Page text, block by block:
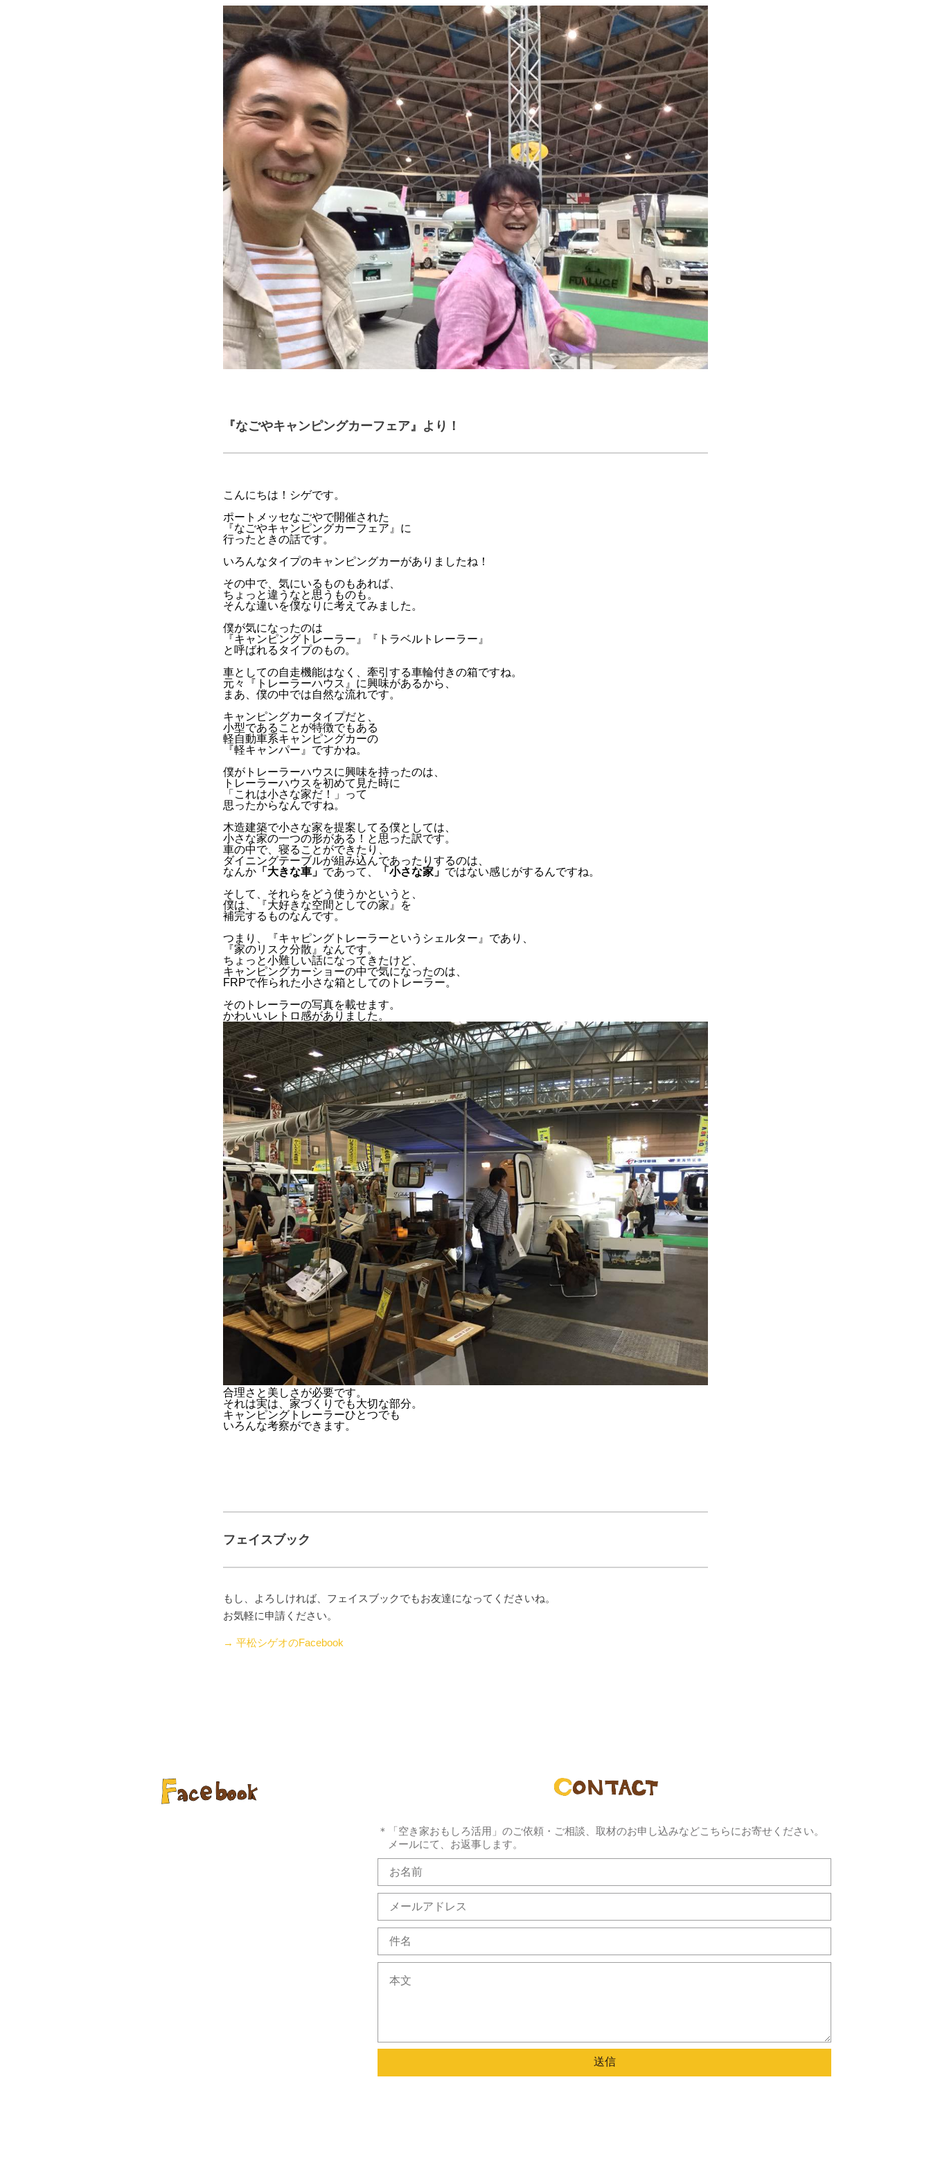
『なごやキャンピングカーフェア』より！
こんにちは！シゲです。
ポートメッセなごやで開催された
『なごやキャンピングカーフェア』に
行ったときの話です。
いろんなタイプのキャンピングカーがありましたね！
その中で、気にいるものもあれば、
ちょっと違うなと思うものも。
そんな違いを僕なりに考えてみました。
僕が気になったのは
『キャンピングトレーラー』『トラベルトレーラー』
と呼ばれるタイプのもの。
車としての自走機能はなく、牽引する車輪付きの箱ですね。
元々『トレーラーハウス』に興味があるから、
まあ、僕の中では自然な流れです。
キャンピングカータイプだと、
小型であることが特徴でもある
軽自動車系キャンピングカーの
『軽キャンパー』ですかね。
僕がトレーラーハウスに興味を持ったのは、
トレーラーハウスを初めて見た時に
「これは小さな家だ！」って
思ったからなんですね。
木造建築で小さな家を提案してる僕としては、
小さな家の一つの形がある！と思った訳です。
車の中で、寝ることができたり、
ダイニングテーブルが組み込んであったりするのは、
なんか 「大きな車」 であって、 「小さな家」 ではない感じがするんですね。
そして、それらをどう使うかというと、
僕は、『大好きな空間としての家』を
補完するものなんです。
つまり、『キャピングトレーラーというシェルター』であり、
『家のリスク分散』なんです。
ちょっと小難しい話になってきたけど、
キャンピングカーショーの中で気になったのは、
FRPで作られた小さな箱としてのトレーラー。
そのトレーラーの写真を載せます。
かわいいレトロ感がありました。
合理さと美しさが必要です。
それは実は、家づくりでも大切な部分。
キャンピングトレーラーひとつでも
いろんな考察ができます。
フェイスブック
もし、よろしければ、フェイスブックでもお友達になってくださいね。
お気軽に申請ください。
→ 平松シゲオのFacebook
＊「空き家おもしろ活用」のご依頼・ご相談、取材のお申し込みなどこちらにお寄せください。
メールにて、お返事します。